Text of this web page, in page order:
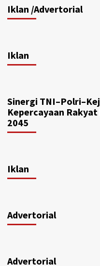
Iklan /Advertorial
Iklan
Sinergi
Kepercayaan
2045
Iklan
Advertorial
Advertorial